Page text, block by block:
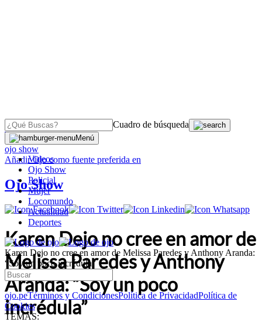
Cuadro de búsqueda
Menú
Videos
Ojo Show
Policial
Mujer
Locomundo
Actualidad
Deportes
Karen Dejo no cree en amor de Melissa Paredes y Anthony Aranda:
“Soy un poco incrédula”
ojo.peTérminos y CondicionesPolítica de PrivacidadPolítica de
Cookies
TEMAS:
OJO
ojo show
AñadirOjocomo fuente preferida en
Ojo Show
Karen Dejo no cree en amor de
Melissa Paredes y Anthony
Aranda: “Soy un poco
incrédula”